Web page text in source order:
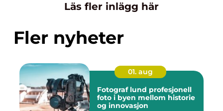
Läs fler inlägg här
Fler nyheter
01. aug
Fotograf lund profesjonell
foto i byen mellom historie
og innovasjon